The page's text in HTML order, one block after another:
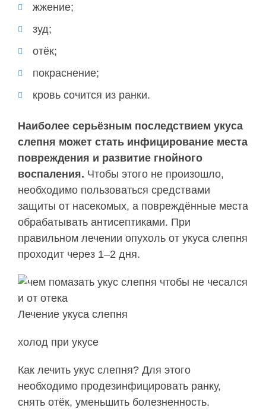
жжение;
зуд;
отёк;
покраснение;
кровь сочится из ранки.
Наиболее серьёзным последствием укуса
слепня может стать инфицирование места
повреждения и развитие гнойного
воспаления. Чтобы этого не произошло,
необходимо пользоваться средствами
защиты от насекомых, а повреждённые места
обрабатывать антисептиками. При
правильном лечении опухоль от укуса слепня
проходит через 1–2 дня.
Лечение укуса слепня
холод при укусе
Как лечить укус слепня? Для этого
необходимо продезинфицировать ранку,
снять отёк, уменьшить болезненность.